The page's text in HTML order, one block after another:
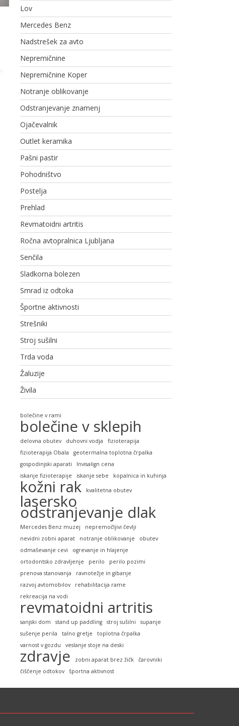
Lov
Mercedes Benz
Nadstrešek za avto
Nepremičnine
Nepremičnine Koper
Notranje oblikovanje
Odstranjevanje znamenj
Ojačevalnik
Outlet keramika
Pašni pastir
Pohodništvo
Postelja
Prehlad
Revmatoidni artritis
Ročna avtopralnica Ljubljana
Senčila
Sladkorna bolezen
Smrad iz odtoka
Športne aktivnosti
Strešniki
Stroj sušilni
Trda voda
Žaluzije
Živila
bolečine v rami
bolečine v sklepih
delovna obutev duhovni vodja
fizioterapija
fizioterapija Obala
geotermalna toplotna črpalka
gospodinjski aparati
Invisalign cena
iskanje fizioterapije
iskanje sebe kopalnica in kuhinja
kožni rak kvalitetna obutev
lasersko
odstranjevanje dlak
Mercedes Benz muzej
nepremočljivi čevlji
nevidni zobni aparat
notranje oblikovanje
obutev
odmaševanje cevi
ogrevanje in hlajenje
ortodontsko zdravljenje
perilo
perilo pozimi
prenova stanovanja
ravnotežje in gibanje
razvoj avtomobilov
rehabilitacija rame
rekreacija na vodi
revmatoidni artritis
sanjski dom stand up paddling stroj sušilni
supanje
sušenje perila
talno gretje
toplotna črpalka
varnost v gozdu
veslanje stoje na deski
zdravje zobni aparat brez žičk
čarovniki
čiščenje odtokov
športna aktivnost